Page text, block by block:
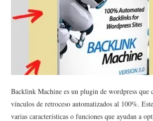
Backlink Machine es un plugin de wordpress que
vínculos de retroceso automatizados al 100%.
varias características o funciones que ayudan a